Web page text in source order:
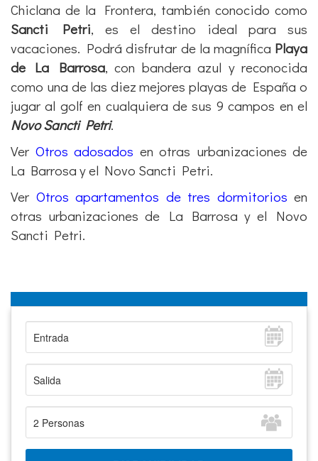
Chiclana de la Frontera, también conocido como
Sancti Petri, es el destino ideal para sus
vacaciones. Podrá disfrutar de la magnífica Playa
de La Barrosa, con bandera azul y reconocida
como una de las diez mejores playas de España o
jugar al golf en cualquiera de sus 9 campos en el
Novo Sancti Petri.
Ver Otros adosados en otras urbanizaciones de
La Barrosa y el Novo Sancti Petri.
Ver Otros apartamentos de tres dormitorios en
otras urbanizaciones de La Barrosa y el Novo
Sancti Petri.